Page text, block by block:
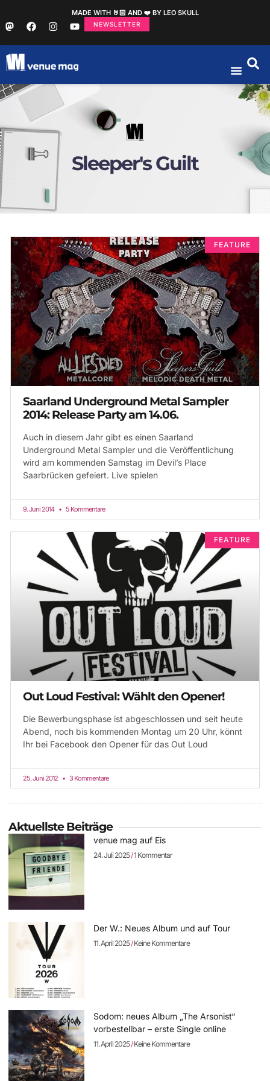
MADE WITH 🤘🏻 AND ❤️ BY LEO SKULL
NEWSLETTER
Sleeper's Guilt
FEATURE
Saarland Underground Metal Sampler
2014: Release Party am 14.06.
Auch in diesem Jahr gibt es einen Saarland
Underground Metal Sampler und die Veröffentlichung
wird am kommenden Samstag im Devil’s Place
Saarbrücken gefeiert. Live spielen
9. Juni 2014 5 Kommentare
FEATURE
Out Loud Festival: Wählt den Opener!
Die Bewerbungsphase ist abgeschlossen und seit heute
Abend, noch bis kommenden Montag um 20 Uhr, könnt
Ihr bei Facebook den Opener für das Out Loud
25. Juni 2012 3 Kommentare
Aktuellste Beiträge
venue mag auf Eis
24. Juli 2025 1 Kommentar
Der W.: Neues Album und auf Tour
11. April 2025 Keine Kommentare
Sodom: neues Album „The Arsonist“
vorbestellbar – erste Single online
11. April 2025 Keine Kommentare